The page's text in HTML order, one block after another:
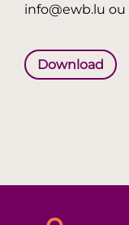
info@ewb.lu
Download